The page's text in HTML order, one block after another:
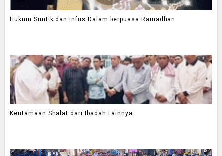
Hukum Suntik dan infus Dalam berpuasa Ramadhan
Keutamaan Shalat dari Ibadah Lainnya